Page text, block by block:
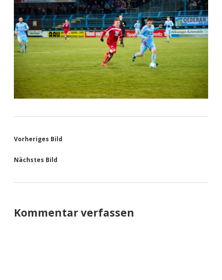
Vorheriges Bild
Nächstes Bild
Kommentar verfassen